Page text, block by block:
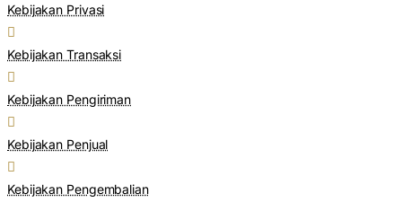
Kebijakan Privasi
Kebijakan Transaksi
Kebijakan Pengiriman
Kebijakan Penjual
Kebijakan Pengembalian